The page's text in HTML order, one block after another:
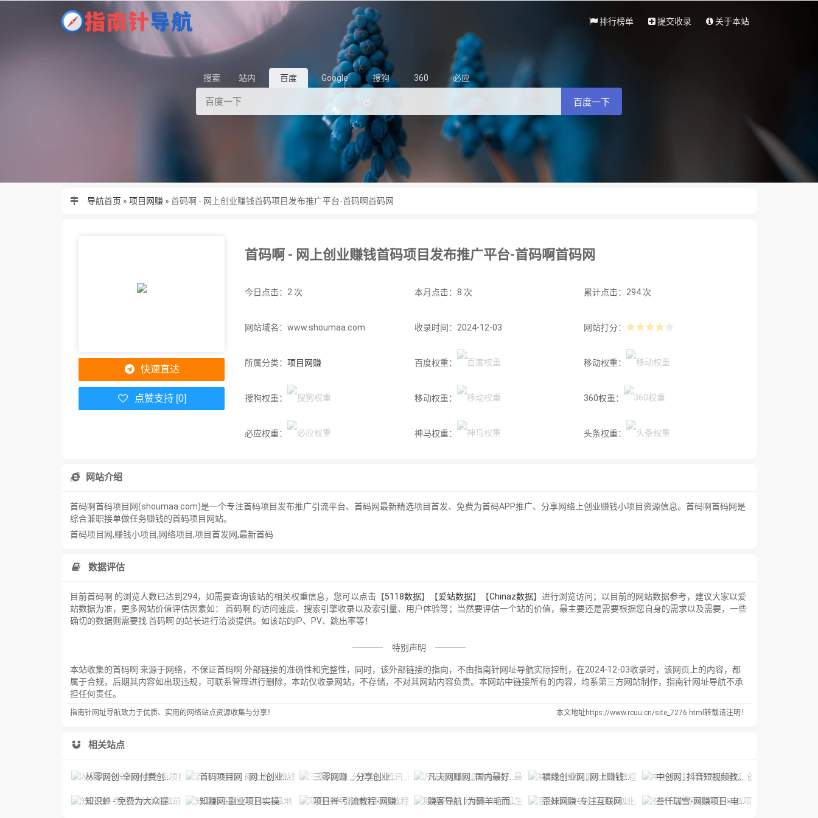
排行榜单 提交收录 关于本站
搜索 站内 百度 Google 搜狗 360 必应
百度一下
导航首页 » 项目网赚» 首码啊 - 网上创业赚钱首码项目发布推广平台-首码啊首码网
首码啊 - 网上创业赚钱首码项目发布推广平台-首码啊首码网
今日点击：2 次 本月点击：8 次 累计点击：294 次
网站域名：www.shoumaa.com 收录时间：2024-12-03 网站打分：
所属分类： 项目网赚 百度权重： 移动权重：
搜狗权重： 移动权重： 360权重：
必应权重： 神马权重： 头条权重：
快速直达
点赞支持 [0]
网站介绍
首码啊首码项目网(shoumaa.com)是一个专注首码项目发布推广引流平台、首码网最新精选项目首发、免费为首码APP推广、分享网络上创业赚钱小项目资源信息。首码啊首码网是
综合兼职接单做任务赚钱的首码项目网站。
首码项目网,赚钱小项目,网络项目,项目首发网,最新首码
数据评估
目前首码啊 的浏览人数已达到294，如需要查询该站的相关权重信息，您可以点击【5118数据】【爱站数据】【Chinaz数据】进行浏览访问；以目前的网站数据参考，建议大家以爱
站数据为准，更多网站价值评估因素如： 首码啊 的访问速度、搜索引擎收录以及索引量、用户体验等；当然要评估一个站的价值，最主要还是需要根据您自身的需求以及需要，一些
确切的数据则需要找 首码啊 的站长进行洽谈提供。如该站的IP、PV、跳出率等！
特别声明
本站收集的首码啊 来源于网络，不保证首码啊 外部链接的准确性和完整性，同时，该外部链接的指向，不由指南针网址导航实际控制，在2024-12-03收录时，该网页上的内容，都
属于合规，后期其内容如出现违规，可联系管理进行删除，本站仅收录网站，不存储，不对其网站内容负责。本网站中链接所有的内容，均系第三方网站制作，指南针网址导航不承
担任何责任。
指南针网址导航致力于优质、实用的网络站点资源收集与分享！ 本文地址https://www.rcuu.cn/site_7276.html转载请注明！
相关站点
丛零网创-全网付费创业项目和网络知识教程 首码项目网 - 网上创业赚钱首码项目发布推广平台_318首码网 三零网赚 _ 分享创业资讯_最新网络赚钱项目资源博客 凡夫网赚网_国内最好、最讲信用、最具权威的网赚平台之一。 福缘创业网_网上赚钱教程_网络创业项目 中创网_抖音短视频教程_创业项目_中赚
知识蝉 - 免费为大众提供前沿的创业副业的项目 知赚网-副业项目实操基地 项目禅-引流教程-网赚教程-副业教程-引流技术-副业-网络赚钱项目 赚客导航 | 为薅羊毛而诞生 歪妹网赚-专注互联网创业,信息差副业研究,拒绝割韭菜 叁仟瑞雪-网赚项目-电商项目-短视频项目-免费分享网络赚钱项目